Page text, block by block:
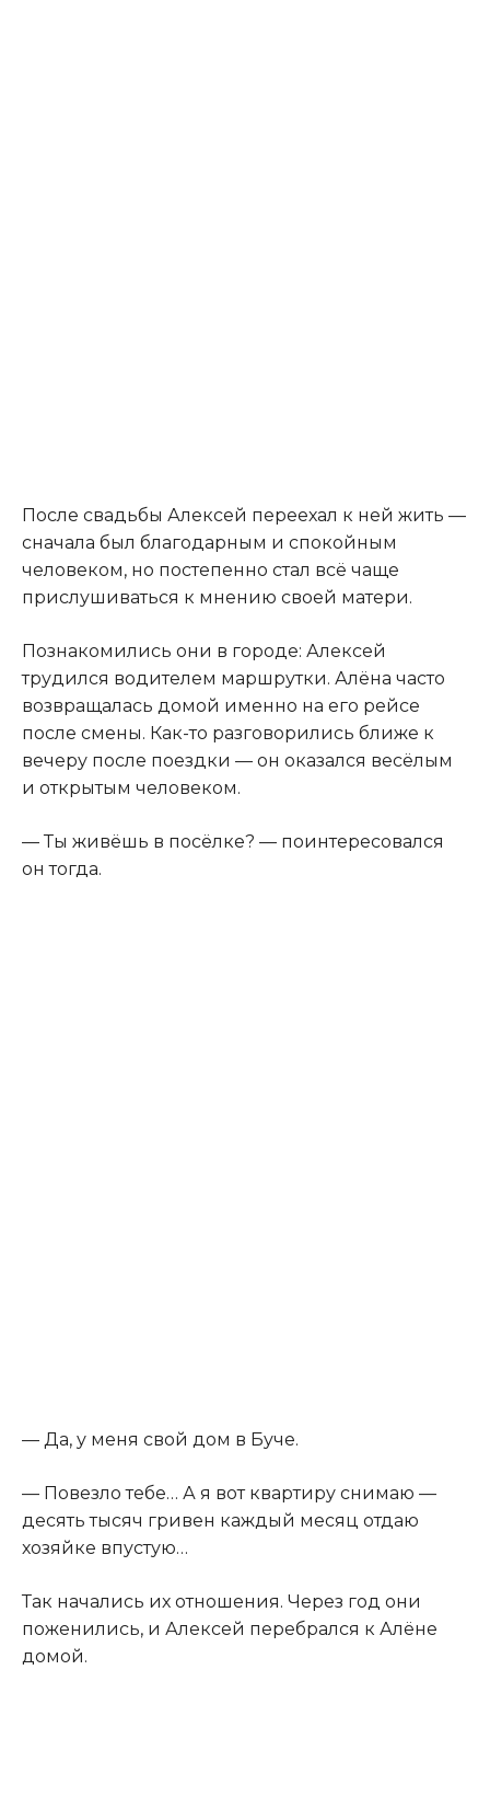
После свадьбы Алексей переехал к ней жить —
сначала был благодарным и спокойным
человеком, но постепенно стал всё чаще
прислушиваться к мнению своей матери.
Познакомились они в городе: Алексей
трудился водителем маршрутки. Алёна часто
возвращалась домой именно на его рейсе
после смены. Как-то разговорились ближе к
вечеру после поездки — он оказался весёлым
и открытым человеком.
— Ты живёшь в посёлке? — поинтересовался
он тогда.
— Да, у меня свой дом в Буче.
— Повезло тебе… А я вот квартиру снимаю —
десять тысяч гривен каждый месяц отдаю
хозяйке впустую…
Так начались их отношения. Через год они
поженились, и Алексей перебрался к Алёне
домой.